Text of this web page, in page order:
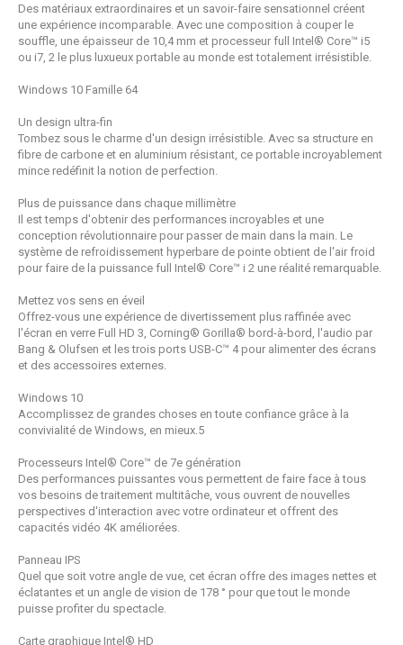
Des matériaux extraordinaires et un savoir-faire sensationnel créent
une expérience incomparable. Avec une composition à couper le
souffle, une épaisseur de 10,4 mm et processeur full Intel® Core™ i5
ou i7, 2 le plus luxueux portable au monde est totalement irrésistible.
Windows 10 Famille 64
Un design ultra-fin
Tombez sous le charme d'un design irrésistible. Avec sa structure en
fibre de carbone et en aluminium résistant, ce portable incroyablement
mince redéfinit la notion de perfection.
Plus de puissance dans chaque millimètre
Il est temps d'obtenir des performances incroyables et une
conception révolutionnaire pour passer de main dans la main. Le
système de refroidissement hyperbare de pointe obtient de l'air froid
pour faire de la puissance full Intel® Core™ i 2 une réalité remarquable.
Mettez vos sens en éveil
Offrez-vous une expérience de divertissement plus raffinée avec
l'écran en verre Full HD 3 , Corning® Gorilla® bord-à-bord, l'audio par
Bang & Olufsen et les trois ports USB-C™ 4pour alimenter des écrans
et des accessoires externes.
Windows 10
Accomplissez de grandes choses en toute confiance grâce à la
convivialité de Windows, en mieux. 5
Processeurs Intel® Core™ de 7e génération
Des performances puissantes vous permettent de faire face à tous
vos besoins de traitement multitâche, vous ouvrent de nouvelles
perspectives d'interaction avec votre ordinateur et offrent des
capacités vidéo 4K améliorées.
Panneau IPS
Quel que soit votre angle de vue, cet écran offre des images nettes et
éclatantes et un angle de vision de 178 ° pour que tout le monde
puisse profiter du spectacle.
Carte graphique Intel® HD